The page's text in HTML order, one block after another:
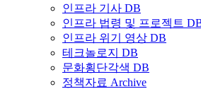
인프라 기사 DB
인프라 법령 및 프로젝트
인프라 위기 영상 DB
테크놀로지 DB
문화횡단각색 DB
정책자료 Archive